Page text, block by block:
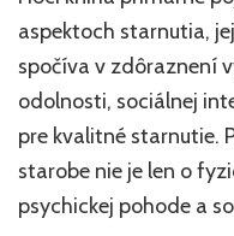
aspektoch starnutia,
spočíva v zdôraznení
odolnosti, sociálnej
pre kvalitné starnutie.
starobe nie je len o
psychickej pohode a